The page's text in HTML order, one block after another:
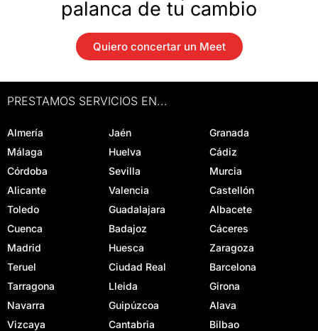
palanca de tu cambio
Quiero concertar un Meet
PRESTAMOS SERVICIOS EN...
Almería Jaén
Granada
Málaga
Huelva
Cádiz
Córdoba
Sevilla
Murcia
Alicante
Valencia
Castellón
Toledo
Guadalajara
Albacete
Cuenca
Badajoz
Cáceres
Madrid
Huesca
Zaragoza
Teruel
Ciudad Real
Barcelona
Tarragona
Lleida
Girona
Navarra
Guipúzcoa
Alava
Vizcaya
Cantabria
Bilbao